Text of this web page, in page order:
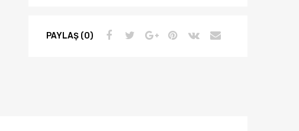
2005
PAYLAŞ (0)